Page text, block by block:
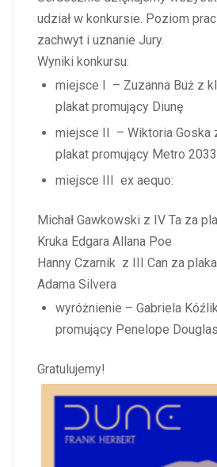
udział w konkursie. Poziom
zachwyt i uznanie Jury.
Wyniki konkursu:
miejsce I – Zuzanna Buż z
plakat promujący Diunę
miejsce II – Wiktoria Goska
plakat promujący Metro 2033
miejsce III ex aequo:
Michał Gawkowski z IV Ta za
Kruka Edgara Allana Poe
Hanny Czarnik z III Can za
Adama Silvera
wyróżnienie – Gabriela
promujący Penelope
Gratulujemy!